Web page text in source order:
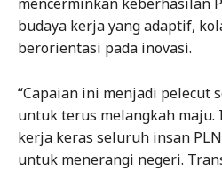
budaya kerja yang adaptif,
berorientasi pada inovasi.
“Capaian ini menjadi pelecut
untuk terus melangkah
kerja keras seluruh insan
untuk menerangi negeri.